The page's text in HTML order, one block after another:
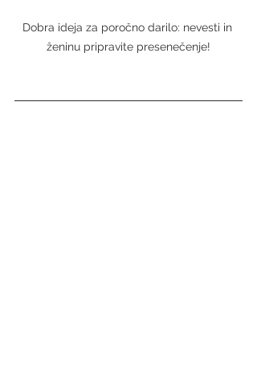
Dobra ideja za poročno darilo: nevesti in
ženinu pripravite presenečenje!